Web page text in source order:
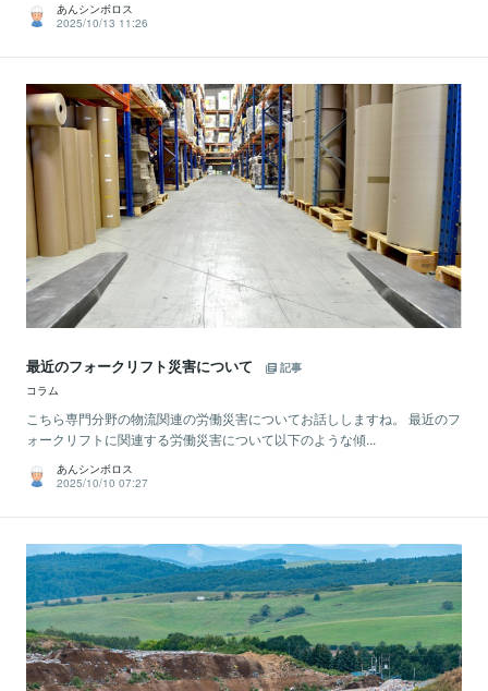
あんシンボロス
2025/10/13 11:26
最近のフォークリフト災害について
記事
コラム
こちら専門分野の物流関連の労働災害についてお話ししますね。 最近のフ
ォークリフトに関連する労働災害について以下のような傾...
あんシンボロス
2025/10/10 07:27